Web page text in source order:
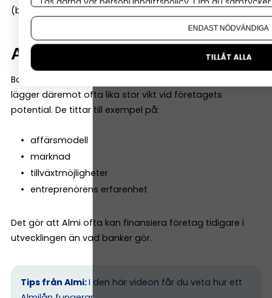
(banken måste således inte vara med).
Affärsidén väger tungt
Banker tittar ofta mycket på historiska siffror. Almi
lägger däremot ofta lika stor vikt vid företagets
potential. De tittar till exempel på:
affärsmodell
marknad
tillväxtmöjligheter
entreprenörens erfarenhet
Det gör att Almi ofta kan finansiera företag tidigare i
utvecklingen än vad banker gör.
Tips från Almi:I den här videon får du veta hur ett
Om du vill ändra ditt val i efterhand hittar du den
ENDAST NÖDVÄNDIGA
TILLÅT ALLA